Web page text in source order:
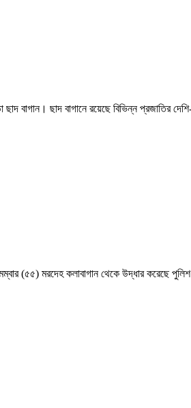
বাগান। ছাদ বাগানে রয়েছে বিভিন্ন প্রজাতির
(৫৫) মরদেহ কলাবাগান থেকে উদ্ধার করেছে